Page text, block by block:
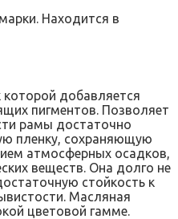
Находится в
добавляется
пигментов. Позволяет
рамы достаточно
пленку, сохраняющую
атмосферных осадков,
веществ. Она долго не
стойкость к
Масляная
цветовой гамме.